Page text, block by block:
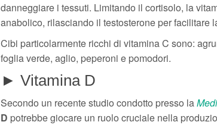
danneggiare i tessuti. Limitando il cortisolo, la
anabolico, rilasciando il testosterone per facilitare
Cibi particolarmente ricchi di vitamina C sono:
foglia verde, aglio, peperoni e pomodori.
► Vitamina D
Secondo un recente studio condotto presso la
D potrebbe giocare un ruolo cruciale nella